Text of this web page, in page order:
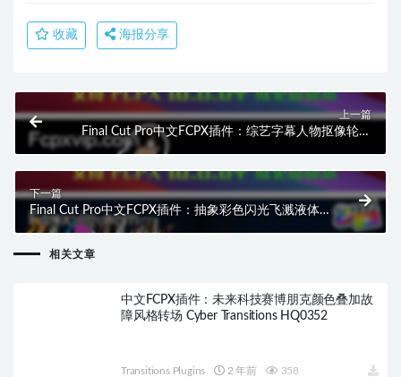
收藏 海报分享
上一篇
Final Cut Pro中文FCPX插件：综艺字幕人物抠像轮廓
描边白边特效 BretFX Outline HQ0523
下一篇
Final Cut Pro中文FCPX插件：抽象彩色闪光飞溅液体
垂直转场 Abstract Colorful Vertical HQ0525
相关文章
中文FCPX插件：未来科技赛博朋克颜色叠加故
障风格转场 Cyber​​ Transitions HQ0352
Transitions Plugins 2 年前 358